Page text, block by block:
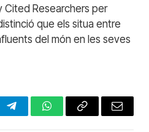
Cited Researchers per
que els situa entre
del món en les seves
TelegramWhatsAppCopy
Email